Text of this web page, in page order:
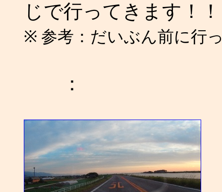
じで行ってきます！！
※ 参考：だいぶん前に行
：